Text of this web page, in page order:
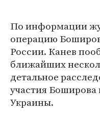
По информации
операцию
России. Канев
ближайших
детальное
участия Боширова
Украины.